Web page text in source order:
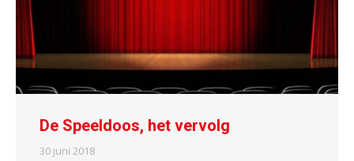
De Speeldoos, het vervolg
30 juni 2018